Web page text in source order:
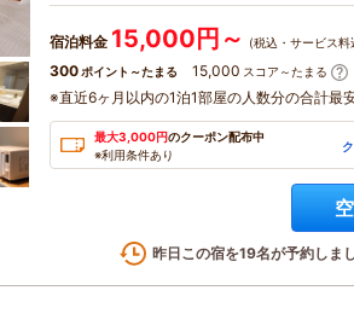
宿泊料金 15,000円～ (税込・サービス料
300 ポイント～たまる 15,000 スコア～たまる
※直近6ヶ月以内の1泊1部屋の人数分の合計最
最大3,000円のクーポン配布中
※利用条件あり
昨日この宿を19名が予約しま